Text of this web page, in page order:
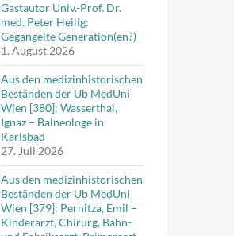
Gastautor Univ.-Prof. Dr.
med. Peter Heilig:
Gegängelte Generation(en?)
1. August 2026
Aus den medizinhistorischen
Beständen der Ub MedUni
Wien [380]: Wasserthal,
Ignaz – Balneologe in
Karlsbad
27. Juli 2026
Aus den medizinhistorischen
Beständen der Ub MedUni
Wien [379]: Pernitza, Emil –
Kinderarzt, Chirurg, Bahn-